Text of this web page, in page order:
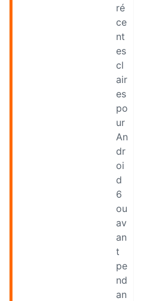
ré
ce
nt
es
cl
air
es
po
ur
An
dr
oi
d
6
ou
av
an
t
pe
nd
an